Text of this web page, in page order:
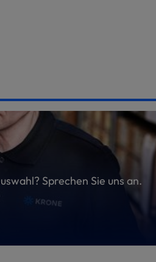
Sprechen Sie uns an.